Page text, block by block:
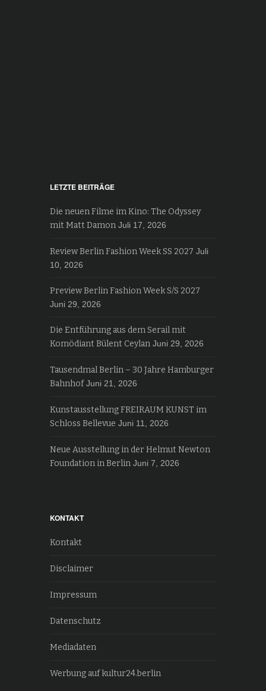
LETZTE BEITRÄGE
Die neuen Filme im Kino: The Odyssey
mit Matt Damon Juli 17, 2026
Review Berlin Fashion Week SS 2027 Juli
10, 2026
Preview Berlin Fashion Week S/S 2027
Juni 29, 2026
Die Entführung aus dem Serail mit
Komödiant Bülent Ceylan Juni 29, 2026
Tausendmal Berlin – 30 Jahre Hamburger
Bahnhof Juni 21, 2026
Kunstausstellung FREIRAUM KUNST im
Schloss Bellevue Juni 11, 2026
Neue Ausstellung in der Helmut Newton
Foundation in Berlin Juni 7, 2026
KONTAKT
Kontakt
Disclaimer
Impressum
Datenschutz
Mediadaten
Werbung auf kultur24.berlin